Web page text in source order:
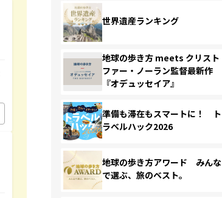
世界遺産ランキング
地球の歩き方 meets クリスト
ファー・ノーラン監督最新作
『オデュッセイア』
準備も滞在もスマートに！ ト
ラベルハック2026
地球の歩き方アワード みんな
で選ぶ、旅のベスト。